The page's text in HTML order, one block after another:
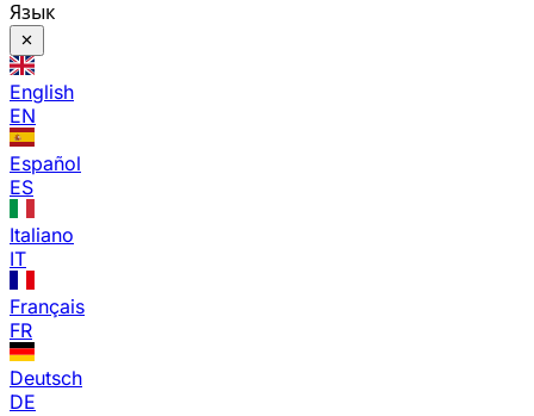
Язык
English
EN
Español
ES
Italiano
IT
Français
FR
Deutsch
DE